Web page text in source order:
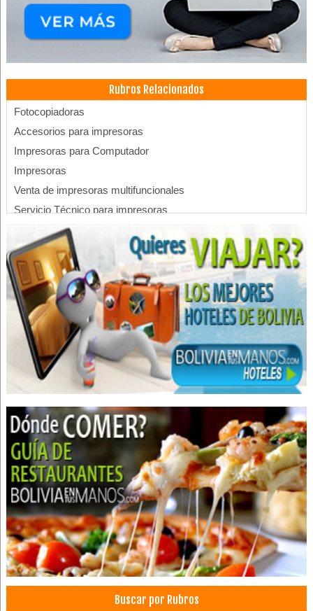
Rubros Relacionados
Fotocopiadoras
Accesorios para impresoras
Impresoras para Computador
Impresoras
Venta de impresoras multifuncionales
Servicio Técnico para impresoras
Servicio técnico para fotocopiadoras
Médicos Neurocirujanos
Depilación
Estética Integral
Estética Corporal
Masajes Terapéuticos
Hospitales privados
Salud: Centros Médicos
Salud: Hospitales
Médicos Oftalmólogos
Oftalmología
Oculoplástica
Oculistas
Cirujanos oftalmólogos
Médicos Neurólogos
Automotores Mantenimiento y Reparación
Automotores, Repuestos para
Llantas
Buscar por Rubros